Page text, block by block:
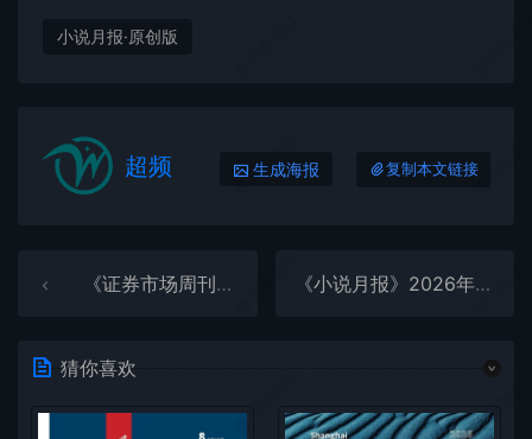
小说月报·原创版
超频 生成海报 复制本文链接
《证券市场周刊》2026年第4期全彩精校PDF杂志下载 《小说月报》2026年第1期全彩精校PDF杂志下载
猜你喜欢
微刊杂志社
微刊杂
微刊杂志社
微刊杂
微刊杂志社
微刊杂